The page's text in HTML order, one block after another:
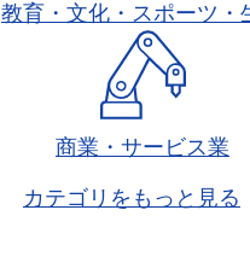
教育・文化・スポーツ・
商業・サービス業
カテゴリをもっと見る